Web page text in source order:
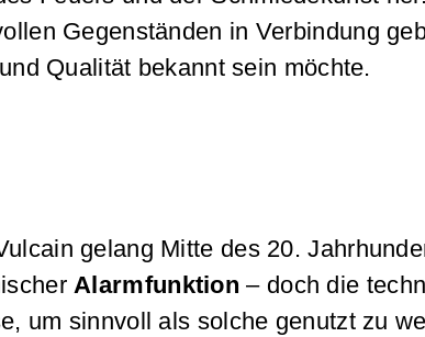
Gegenständen in Verbindung
Qualität bekannt sein möchte.
gelang Mitte des 20.
Alarmfunktion– doch die
um sinnvoll als solche genutzt zu